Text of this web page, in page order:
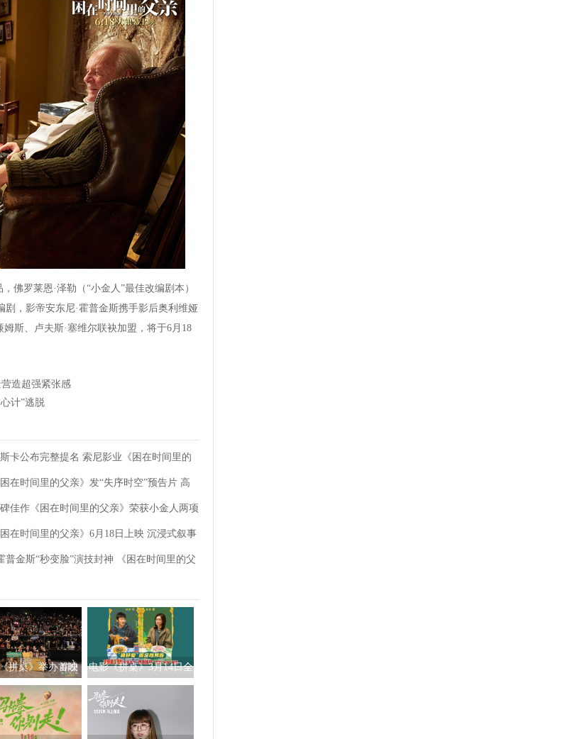
罗莱恩·泽勒（“小金人”最佳改编剧本）
剧，影帝安东尼·霍普金斯携手影后奥利维娅
斯、卢夫斯·塞维尔联袂加盟，将于6月18
造超强紧张感
计”逃脱
卡公布完整提名 索尼影业《困在时间里的
6项提名
困在时间里的父亲》发“失序时空”预告片 高
有望引进
佳作《困在时间里的父亲》荣获小金人两项
内即将上映
困在时间里的父亲》6月18日上映 沉浸式叙事
空漩涡
普金斯“秒变脸”演技封神 《困在时间里的父
拼桌》举办首映
演 白色情人节相
搭子稳稳幸福
电影《拼桌》3月14日全
国上映 饭张力拉满独属
于老吃家的烟火浪漫